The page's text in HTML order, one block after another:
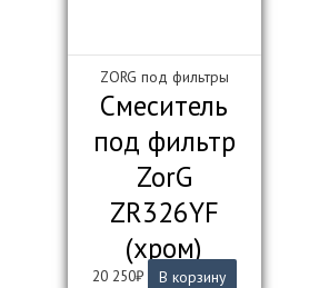
ZORG под фильтры
Смеситель
под фильтр
ZorG
ZR326YF
(хром)
20 250₽ В корзину